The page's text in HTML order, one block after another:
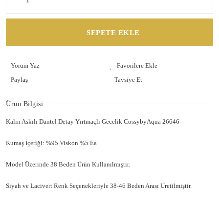
SEPETE EKLE
Yorum Yaz
Paylaş
Tavsiye Et
Ürün Bilgisi
Kalın Askılı Dantel Detay Yırtmaçlı Gecelik CossybyAqua 26646
Kumaş İçeriği: %95 Viskon %5 Ea
Model Üzerinde 38 Beden Ürün Kullanılmıştır.
Siyah ve Lacivert Renk Seçenekleriyle 38-46 Beden Arası Üretilmiştir.